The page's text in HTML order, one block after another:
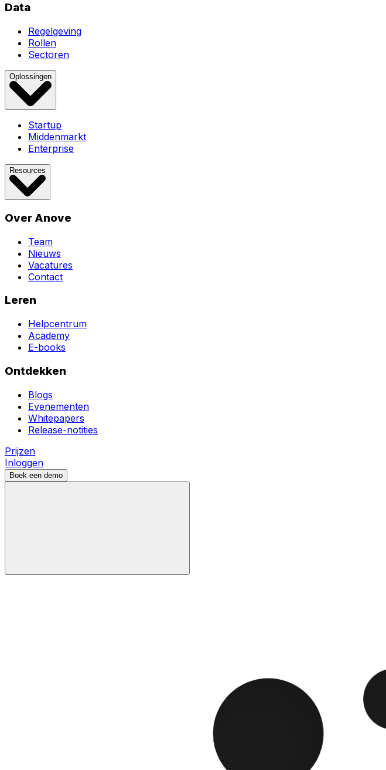
Data
Regelgeving
Rollen
Sectoren
Oplossingen
Startup
Middenmarkt
Enterprise
Resources
Over Anove
Team
Nieuws
Vacatures
Contact
Leren
Helpcentrum
Academy
E-books
Ontdekken
Blogs
Evenementen
Whitepapers
Release-notities
Prijzen
Inloggen
Boek een demo